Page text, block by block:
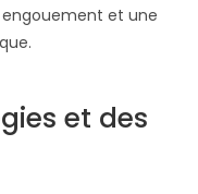
engouement et une
et des